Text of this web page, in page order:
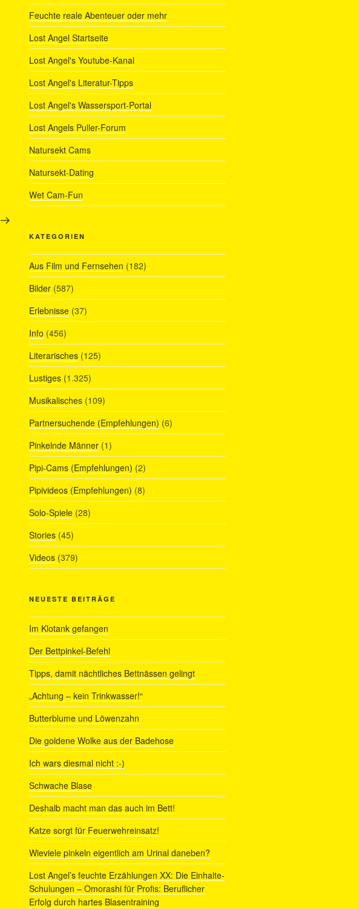
Nächster
Beitrag
Feuchte reale Abenteuer oder mehr
Lost Angel Startseite
Lost Angel's Youtube-Kanal
Lost Angel's Literatur-Tipps
Lost Angel's Wassersport-Portal
Lost Angels Puller-Forum
Natursekt Cams
Natursekt-Dating
Wet Cam-Fun
KATEGORIEN
Aus Film und Fernsehen (182)
Bilder(587)
Erlebnisse(37)
Info (456)
Literarisches(125)
Lustiges(1.325)
Musikalisches(109)
Partnersuchende (Empfehlungen) (6)
Pinkelnde Männer(1)
Pipi-Cams (Empfehlungen) (2)
Pipivideos (Empfehlungen) (8)
Solo-Spiele(28)
Stories(45)
Videos(379)
NEUESTE BEITRÄGE
Im Klotank gefangen
Der Bettpinkel-Befehl
Tipps, damit nächtliches Bettnässen gelingt
„Achtung – kein Trinkwasser!“
Butterblume und Löwenzahn
Die goldene Wolke aus der Badehose
Ich wars diesmal nicht :-)
Schwache Blase
Deshalb macht man das auch im Bett!
Katze sorgt für Feuerwehreinsatz!
Wieviele pinkeln eigentlich am Urinal daneben?
Lost Angel’s feuchte Erzählungen XX: Die Einhalte-
Schulungen – Omorashi für Profis: Beruflicher
Erfolg durch hartes Blasentraining